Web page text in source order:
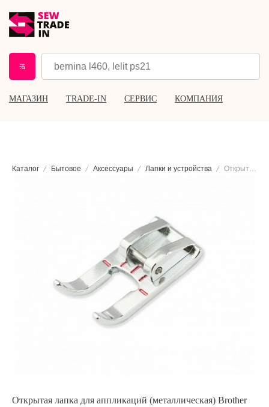
МАГАЗИН TRADE-IN СЕРВИС КОМПАНИЯ
Каталог Бытовое Аксессуары Лапки и устройства Открытая лапка для аппликаций (металлическая) Brother F060
Открытая лапка для аппликаций (металлическая) Brother